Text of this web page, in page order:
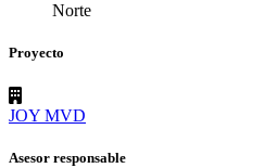
Norte
Proyecto
JOY MVD
Asesor responsable